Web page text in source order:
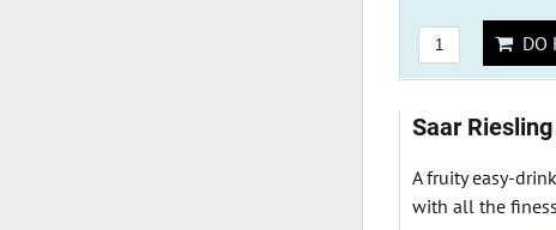
DO
Saar
A fruity easy-
with all the